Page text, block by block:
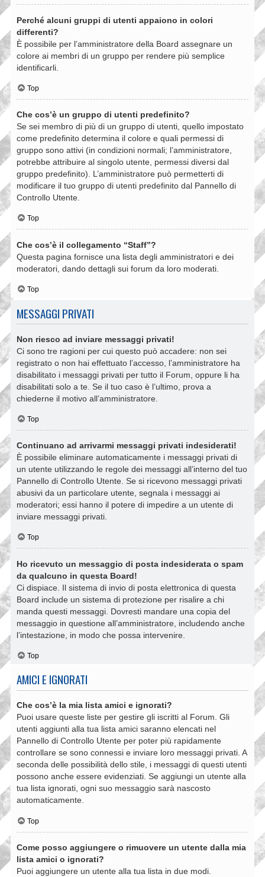
Perché alcuni gruppi di utenti appaiono in colori
differenti?
È possibile per l’amministratore della Board assegnare un
colore ai membri di un gruppo per rendere più semplice
identificarli.
Top
Che cos’è un gruppo di utenti predefinito?
Se sei membro di più di un gruppo di utenti, quello impostato
come predefinito determina il colore e quali permessi di
gruppo sono attivi (in condizioni normali; l’amministratore,
potrebbe attribuire al singolo utente, permessi diversi dal
gruppo predefinito). L’amministratore può permetterti di
modificare il tuo gruppo di utenti predefinito dal Pannello di
Controllo Utente.
Top
Che cos’è il collegamento “Staff”?
Questa pagina fornisce una lista degli amministratori e dei
moderatori, dando dettagli sui forum da loro moderati.
Top
MESSAGGI PRIVATI
Non riesco ad inviare messaggi privati!
Ci sono tre ragioni per cui questo può accadere: non sei
registrato o non hai effettuato l’accesso, l’amministratore ha
disabilitato i messaggi privati per tutto il Forum, oppure li ha
disabilitati solo a te. Se il tuo caso è l’ultimo, prova a
chiederne il motivo all’amministratore.
Top
Continuano ad arrivarmi messaggi privati indesiderati!
È possibile eliminare automaticamente i messaggi privati ​​di
un utente utilizzando le regole dei messaggi all’interno del tuo
Pannello di Controllo Utente. Se si ricevono messaggi privati ​​
abusivi da un particolare utente, segnala i messaggi ai
moderatori; essi hanno il potere di impedire a un utente di
inviare messaggi privati​​.
Top
Ho ricevuto un messaggio di posta indesiderata o spam
da qualcuno in questa Board!
Ci dispiace. Il sistema di invio di posta elettronica di questa
Board include un sistema di protezione per risalire a chi
manda questi messaggi. Dovresti mandare una copia del
messaggio in questione all’amministratore, includendo anche
l’intestazione, in modo che possa intervenire.
Top
AMICI E IGNORATI
Che cos’è la mia lista amici e ignorati?
Puoi usare queste liste per gestire gli iscritti al Forum. Gli
utenti aggiunti alla tua lista amici saranno elencati nel
Pannello di Controllo Utente per poter più rapidamente
controllare se sono connessi e inviare loro messaggi privati. A
seconda delle possibilità dello stile, i messaggi di questi utenti
possono anche essere evidenziati. Se aggiungi un utente alla
tua lista ignorati, ogni suo messaggio sarà nascosto
automaticamente.
Top
Come posso aggiungere o rimuovere un utente dalla mia
lista amici o ignorati?
Puoi aggiungere un utente alla tua lista in due modi.